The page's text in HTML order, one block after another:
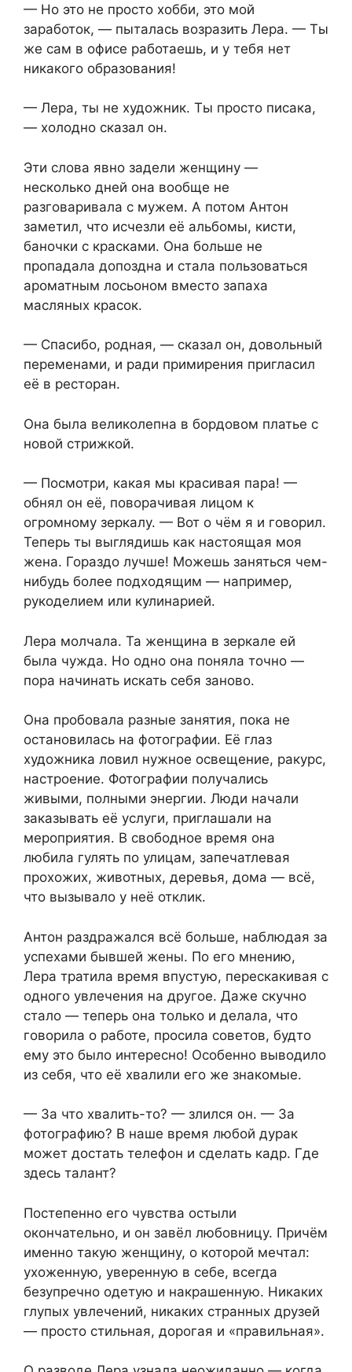
— Но это не просто хобби, это мой
заработок, — пыталась возразить Лера. — Ты
же сам в офисе работаешь, и у тебя нет
никакого образования!
— Лера, ты не художник. Ты просто писака,
— холодно сказал он.
Эти слова явно задели женщину —
несколько дней она вообще не
разговаривала с мужем. А потом Антон
заметил, что исчезли её альбомы, кисти,
баночки с красками. Она больше не
пропадала допоздна и стала пользоваться
ароматным лосьоном вместо запаха
масляных красок.
— Спасибо, родная, — сказал он, довольный
переменами, и ради примирения пригласил
её в ресторан.
Она была великолепна в бордовом платье с
новой стрижкой.
— Посмотри, какая мы красивая пара! —
обнял он её, поворачивая лицом к
огромному зеркалу. — Вот о чём я и говорил.
Теперь ты выглядишь как настоящая моя
жена. Гораздо лучше! Можешь заняться чем-
нибудь более подходящим — например,
рукоделием или кулинарией.
Лера молчала. Та женщина в зеркале ей
была чужда. Но одно она поняла точно —
пора начинать искать себя заново.
Она пробовала разные занятия, пока не
остановилась на фотографии. Её глаз
художника ловил нужное освещение, ракурс,
настроение. Фотографии получались
живыми, полными энергии. Люди начали
заказывать её услуги, приглашали на
мероприятия. В свободное время она
любила гулять по улицам, запечатлевая
прохожих, животных, деревья, дома — всё,
что вызывало у неё отклик.
Антон раздражался всё больше, наблюдая за
успехами бывшей жены. По его мнению,
Лера тратила время впустую, перескакивая с
одного увлечения на другое. Даже скучно
стало — теперь она только и делала, что
говорила о работе, просила советов, будто
ему это было интересно! Особенно выводило
из себя, что её хвалили его же знакомые.
— За что хвалить-то? — злился он. — За
фотографию? В наше время любой дурак
может достать телефон и сделать кадр. Где
здесь талант?
Постепенно его чувства остыли
окончательно, и он завёл любовницу. Причём
именно такую женщину, о которой мечтал:
ухоженную, уверенную в себе, всегда
безупречно одетую и накрашенную. Никаких
глупых увлечений, никаких странных друзей
— просто стильная, дорогая и «правильная».